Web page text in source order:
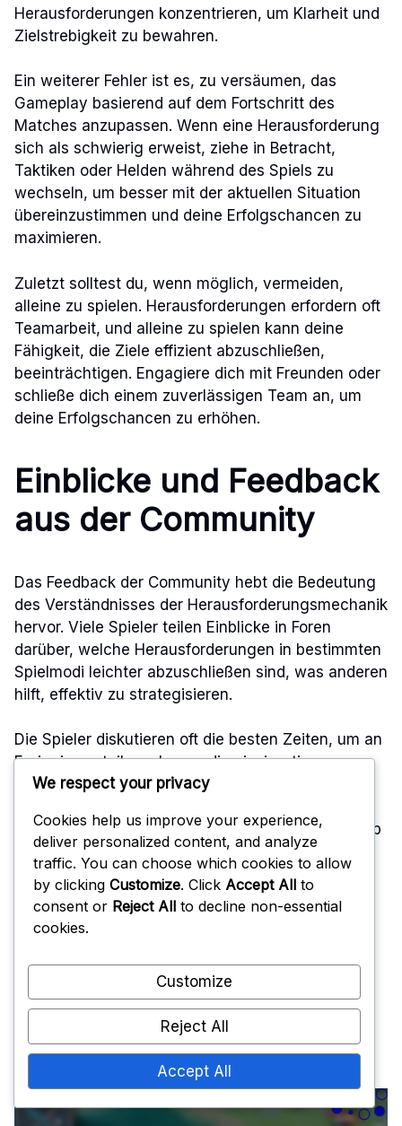
Herausforderungen konzentrieren, um Klarheit und
Zielstrebigkeit zu bewahren.
Ein weiterer Fehler ist es, zu versäumen, das
Gameplay basierend auf dem Fortschritt des
Matches anzupassen. Wenn eine Herausforderung
sich als schwierig erweist, ziehe in Betracht,
Taktiken oder Helden während des Spiels zu
wechseln, um besser mit der aktuellen Situation
übereinzustimmen und deine Erfolgschancen zu
maximieren.
Zuletzt solltest du, wenn möglich, vermeiden,
alleine zu spielen. Herausforderungen erfordern oft
Teamarbeit, und alleine zu spielen kann deine
Fähigkeit, die Ziele effizient abzuschließen,
beeinträchtigen. Engagiere dich mit Freunden oder
schließe dich einem zuverlässigen Team an, um
deine Erfolgschancen zu erhöhen.
Einblicke und Feedback
aus der Community
Das Feedback der Community hebt die Bedeutung
des Verständnisses der Herausforderungsmechanik
hervor. Viele Spieler teilen Einblicke in Foren
darüber, welche Herausforderungen in bestimmten
Spielmodi leichter abzuschließen sind, was anderen
hilft, effektiv zu strategisieren.
Die Spieler diskutieren oft die besten Zeiten, um an
Ereignissen teilzunehmen, die einzigartige
Belohnungen bieten. Die Teilnahme an diesen
kann einen Vorteil verschaffen, da der Wettbewerb
möglicherweise geringer und die Belohnungen
zugänglicher sind.
Darüber hinaus kann das Teilen persönlicher
Herausforderungen ein unterstützendes Umfeld
fördern. Viele Spieler finden es wertvoll, ihre
Strategien zu diskutieren und von anderen zu
lernen, was zu einer verbesserten Leistung und
einem lohnenderen Spielerlebnis führen kann.
We respect your privacy
Cookies help us improve your experience,
deliver personalized content, and analyze
traffic. You can choose which cookies to allow
by clicking Customize. Click Accept All to
consent or Reject All to decline non-essential
cookies.
Customize
Reject All
Accept All